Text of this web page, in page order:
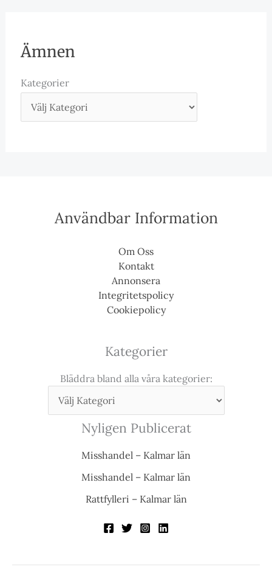
Ämnen
Kategorier
Användbar Information
Om Oss
Kontakt
Annonsera
Integritetspolicy
Cookiepolicy
Kategorier
Bläddra bland alla våra kategorier:
Nyligen Publicerat
Misshandel – Kalmar län
Misshandel – Kalmar län
Rattfylleri – Kalmar län